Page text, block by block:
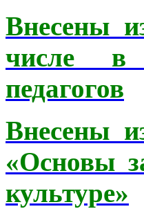
Внесены
числе в
педагогов
Внесены
«Основы
культуре»